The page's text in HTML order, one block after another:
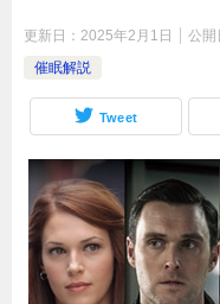
更新日： 2025年2月1日 公開
催眠解説
Tweet